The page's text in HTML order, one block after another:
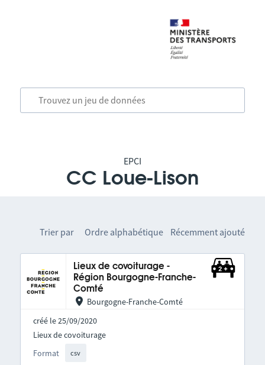
EPCI
CC Loue-Lison
Trier par Ordre alphabétique Récemment ajouté
Lieux de covoiturage -
Région Bourgogne-Franche-
Comté
Bourgogne-Franche-Comté
créé le 25/09/2020
Format csv
Lieux de covoiturage